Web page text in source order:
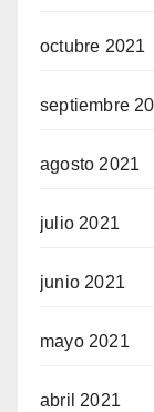
octubre 2021
septiembre
agosto 2021
julio 2021
junio 2021
mayo 2021
abril 2021